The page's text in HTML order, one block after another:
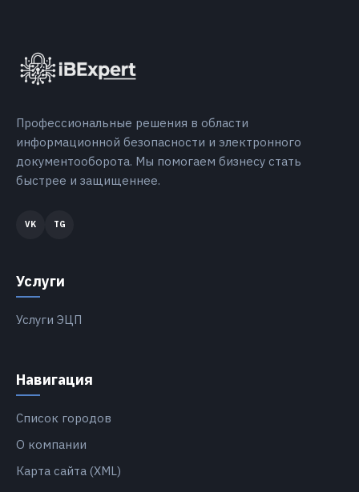
Профессиональные решения в области
информационной безопасности и электронного
документооборота. Мы помогаем бизнесу стать
быстрее и защищеннее.
Услуги
Услуги ЭЦП
Навигация
Список городов
О компании
Карта сайта (XML)